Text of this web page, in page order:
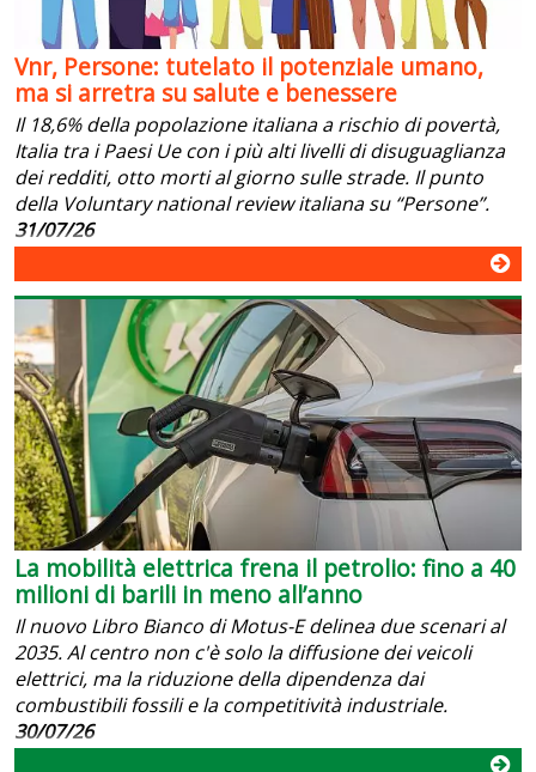
Vnr, Persone: tutelato il potenziale umano,
ma si arretra su salute e benessere
Il 18,6% della popolazione italiana a rischio di povertà,
Italia tra i Paesi Ue con i più alti livelli di disuguaglianza
dei redditi, otto morti al giorno sulle strade. Il punto
della Voluntary national review italiana su “Persone”.
31/07/26
La mobilità elettrica frena il petrolio: fino a 40
milioni di barili in meno all’anno
Il nuovo Libro Bianco di Motus-E delinea due scenari al
2035. Al centro non c'è solo la diffusione dei veicoli
elettrici, ma la riduzione della dipendenza dai
combustibili fossili e la competitività industriale.
30/07/26